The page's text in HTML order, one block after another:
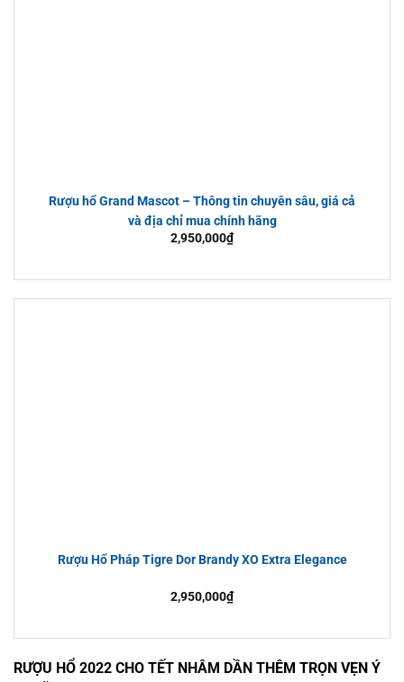
Rượu hổ Grand Mascot – Thông tin chuyên sâu, giá cả
và địa chỉ mua chính hãng
2,950,000₫
Rượu Hổ Pháp Tigre Dor Brandy XO Extra Elegance
2,950,000₫
RƯỢU HỔ 2022 CHO TẾT NHÂM DẦN THÊM TRỌN VẸN Ý